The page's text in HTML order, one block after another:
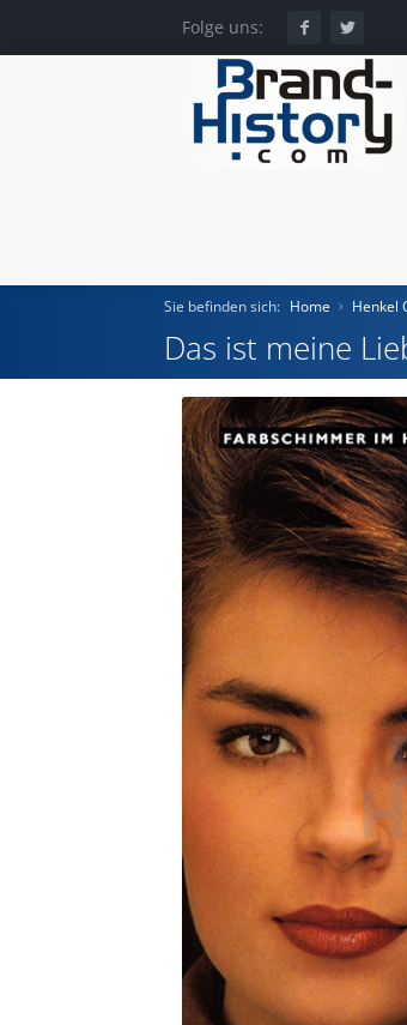
Folge uns:
Home
Einst und Heute
Marken
Konzerne
Epoche
Sie befinden sich: Home Henkel
Das ist meine